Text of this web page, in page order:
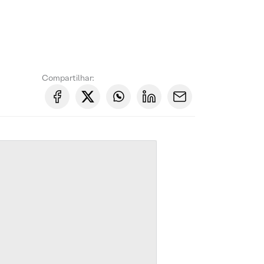
Compartilhar: